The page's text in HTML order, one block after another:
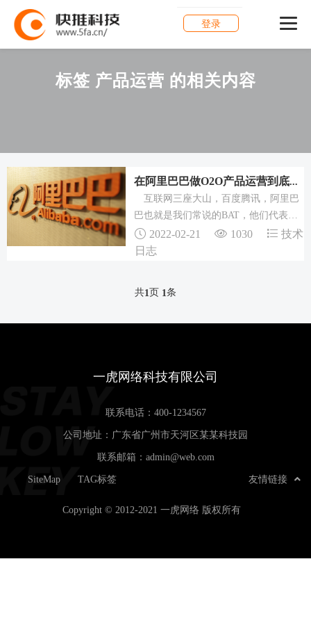
登录
标签 产品运营 的相关内容
在阿里巴巴做O2O产品运营到底是一种怎么样的体验？
互联网三座大山，百度腾讯，阿里巴
巴也就是我们常说的BAT，他们代表了
行业的最高水准。 坊间有言：技术看
百度，产品看腾讯，运营看阿里;我有
工作的理解与感悟，什么是O2O产品...
2022-02-21 1030
技术
日志
共1 页 1 条
一虎网络科技有限公司
联系电话： 400-1234567
公司地址：广东省广州市天河区某某科技园
联系邮箱： admin@web.com
友情链接
SiteMap TAG标签
Copyright © 2012-2021 一虎网络 版权所有